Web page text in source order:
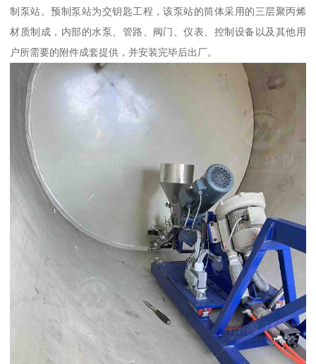
制泵站。预制泵站为交钥匙工程，该泵站的筒体采用的三层聚丙烯
材质制成，内部的水泵、管路、阀门、仪表、控制设备以及其他用
户所需要的附件成套提供，并安装完毕后出厂。